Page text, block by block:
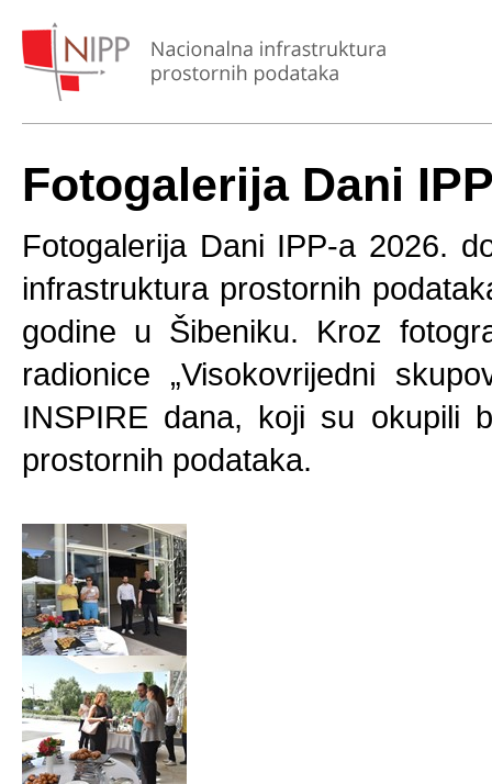
Fotogalerija Dani
Fotogalerija Dani IPP-a 2026.
infrastruktura prostornih
godine u Šibeniku. Kroz
radionice „Visokovrijedni
INSPIRE dana, koji su okupili
prostornih podataka.